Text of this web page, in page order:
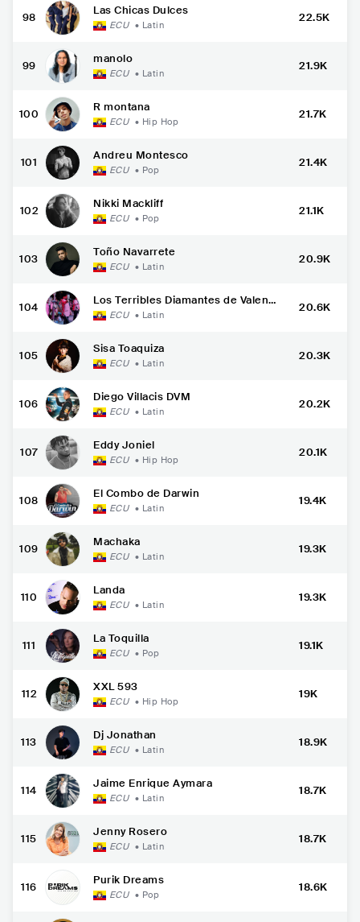
98
Las Chicas Dulces
ECU • Latin
22.5K
99
manolo
ECU • Latin
21.9K
100
R montana
ECU • Hip Hop
21.7K
101
Andreu Montesco
ECU • Pop
21.4K
102
Nikki Mackliff
ECU • Pop
21.1K
103
Toño Navarrete
ECU • Latin
20.9K
104
Los Terribles Diamantes de Valenc
ia ECU • Latin
20.6K
105
Sisa Toaquiza
ECU • Latin
20.3K
106
Diego Villacis DVM
ECU • Latin
20.2K
107
Eddy Joniel
ECU • Hip Hop
20.1K
108
El Combo de Darwin
ECU • Latin
19.4K
109
Machaka
ECU • Latin
19.3K
110
Landa
ECU • Latin
19.3K
111
La Toquilla
ECU • Pop
19.1K
112
XXL 593
ECU • Hip Hop
19K
113
Dj Jonathan
ECU • Latin
18.9K
114
Jaime Enrique Aymara
ECU • Latin
18.7K
115
Jenny Rosero
ECU • Latin
18.7K
116
Purik Dreams
ECU • Pop
18.6K